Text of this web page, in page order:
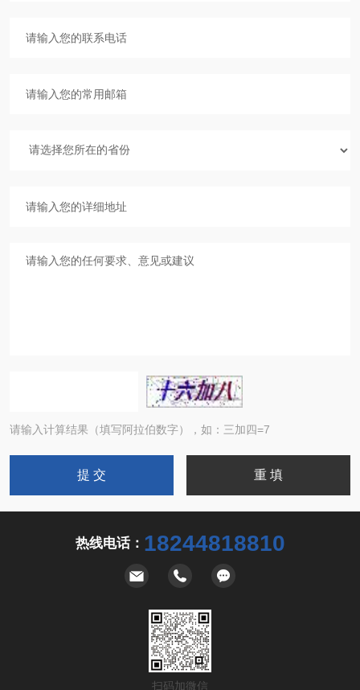
请输入计算结果（填写阿拉伯数字），如：三加四=7
热线电话： 18244818810
扫码加微信